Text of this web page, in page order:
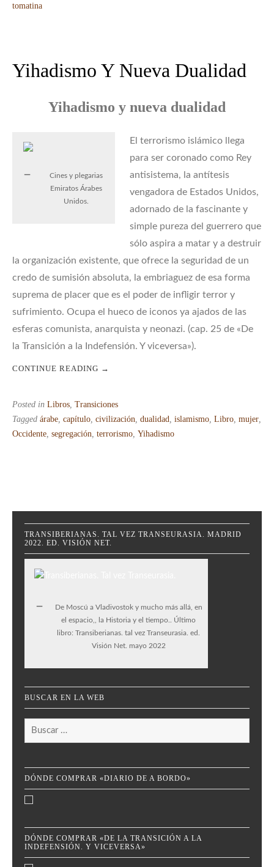
tomatina
Yihadismo Y Nueva Dualidad
Yihadismo y nueva dualidad
Cines y plegarias
Emiratos Árabes
Unidos.
El terrorismo islámico llega
para ser coronado como Rey
antisistema, la antítesis
vengadora de Estados Unidos,
adornado de la fascinante y
simple pureza del guerrero que
sólo aspira a matar y a destruir
la organización existente, que ofrece la seguridad de un
credo de sumisión absoluta, la embriaguez de esa forma
suprema de placer que es el poder de infligir terror y
sufrimiento. Ocupa el hueco de iconos ya ajados de las
esferas comunista, anarquista y neonazi. (cap. 25 de «De
la Transición a la Indefensión. Y viceversa»).
CONTINUE READING →
Posted in Libros Transiciones
Tagged árabe capítulo civilización dualidad islamismo Libro mujer
Occidente segregación terrorismo Yihadismo
TRANSIBERIANAS. TAL VEZ TRANSEURASIA. MADRID
2022. ED. VISIÓN NET.
De Moscú a Vladivostok y mucho más allá, en
el espacio,, la Historia y el tiempo.. Último
libro: Transiberianas. tal vez Transeurasia. ed.
Visión Net. mayo 2022
BUSCAR EN LA WEB
Buscar:
DÓNDE COMPRAR «DIARIO DE A BORDO»
DÓNDE COMPRAR «DE LA TRANSICIÓN A LA
INDEFENSIÓN. Y VICEVERSA»